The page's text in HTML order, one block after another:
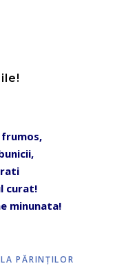
curat!
minunata!
PĂRINŢILOR